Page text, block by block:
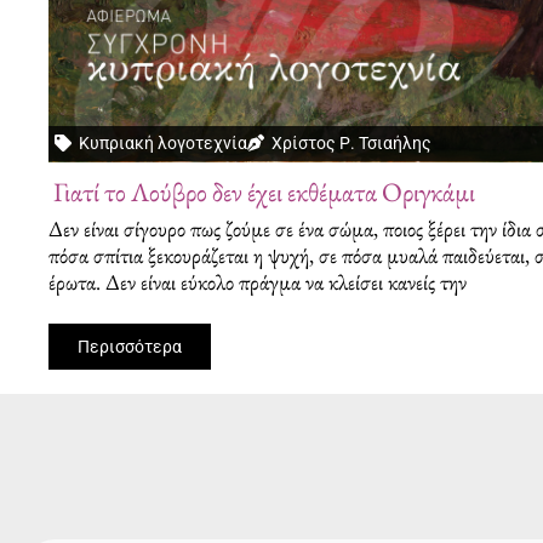
Κυπριακή λογοτεχνία Χρίστος Ρ. Τσιαήλης
Γιατί το Λούβρο δεν έχει εκθέματα Οριγκάμι
Δεν είναι σίγουρο πως ζούμε σε ένα σώμα, ποιος ξέρει την ίδια
πόσα σπίτια ξεκουράζεται η ψυχή, σε πόσα μυαλά παιδεύεται,
έρωτα. Δεν είναι εύκολο πράγμα να κλείσει κανείς την
Περισσότερα